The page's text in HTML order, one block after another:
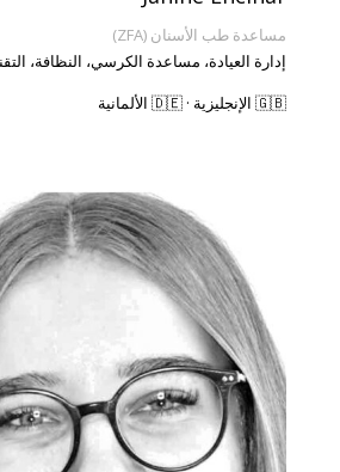
مساعدة طب الأسنان (ZFA)
إدارة العيادة، مساعدة الكرسي، النظافة،
🇬🇧 الإنجليزية · 🇩🇪 الألمانية